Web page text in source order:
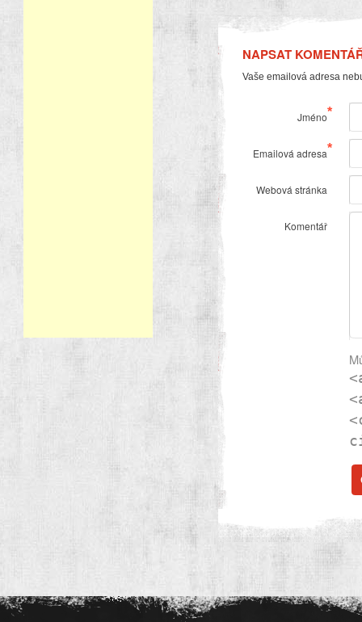
NAPSAT
Vaše emailová adresa
Jméno*
Emailová adresa*
Webová stránka
Komentář